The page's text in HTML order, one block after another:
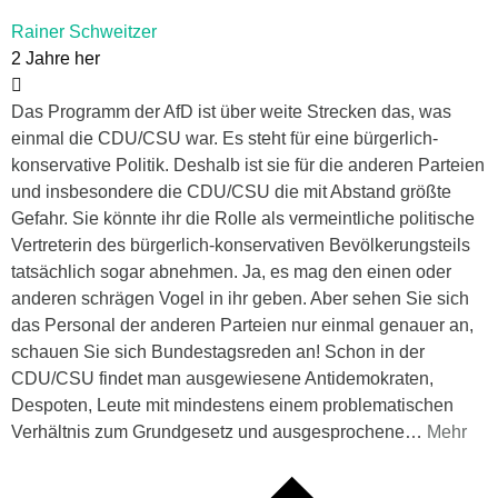
Rainer Schweitzer
2 Jahre her
Das Programm der AfD ist über weite Strecken das, was
einmal die CDU/CSU war. Es steht für eine bürgerlich-
konservative Politik. Deshalb ist sie für die anderen Parteien
und insbesondere die CDU/CSU die mit Abstand größte
Gefahr. Sie könnte ihr die Rolle als vermeintliche politische
Vertreterin des bürgerlich-konservativen Bevölkerungsteils
tatsächlich sogar abnehmen. Ja, es mag den einen oder
anderen schrägen Vogel in ihr geben. Aber sehen Sie sich
das Personal der anderen Parteien nur einmal genauer an,
schauen Sie sich Bundestagsreden an! Schon in der
CDU/CSU findet man ausgewiesene Antidemokraten,
Despoten, Leute mit mindestens einem problematischen
Verhältnis zum Grundgesetz und ausgesprochene… Mehr